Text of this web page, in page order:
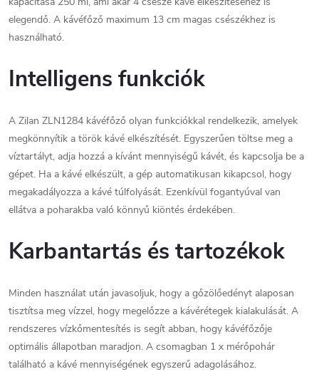
elegendő. A kávéfőző maximum 13 cm magas csészékhez is
használható.
Intelligens funkciók
A Zilan ZLN1284 kávéfőző olyan funkciókkal rendelkezik, amelyek
megkönnyítik a török kávé elkészítését. Egyszerűen töltse meg a
víztartályt, adja hozzá a kívánt mennyiségű kávét, és kapcsolja be a
gépet. Ha a kávé elkészült, a gép automatikusan kikapcsol, hogy
megakadályozza a kávé túlfolyását. Ezenkívül fogantyúval van
ellátva a poharakba való könnyű kiöntés érdekében.
Karbantartás és tartozékok
Minden használat után javasoljuk, hogy a gőzölőedényt alaposan
tisztítsa meg vízzel, hogy megelőzze a kávérétegek kialakulását. A
rendszeres vízkőmentesítés is segít abban, hogy kávéfőzője
optimális állapotban maradjon. A csomagban 1 x mérőpohár
található a kávé mennyiségének egyszerű adagolásához.